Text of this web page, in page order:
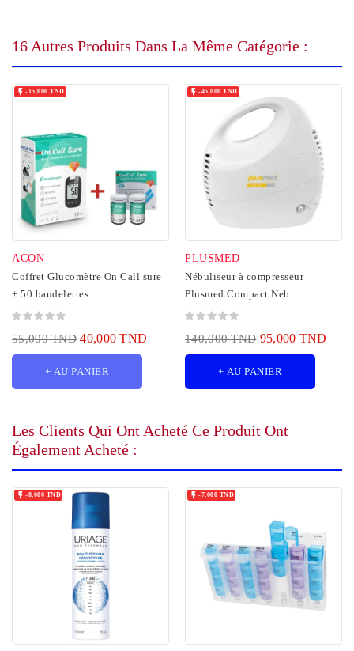
16 Autres Produits Dans La Même Catégorie :
-15,000 TND
ACON
Coffret Glucomètre On Call sure
+ 50 bandelettes
55,000 TND 40,000 TND
+ AU PANIER
-45,000 TND
PLUSMED
Nébuliseur à compresseur
Plusmed Compact Neb
140,000 TND 95,000 TND
+ AU PANIER
Les Clients Qui Ont Acheté Ce Produit Ont
Également Acheté :
 -8,000 TND  -7,000 TND